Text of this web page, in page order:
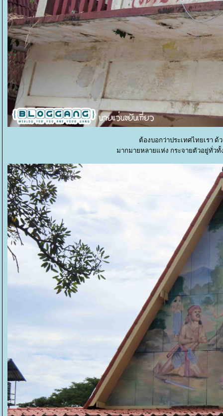
ต้องบอกว่าประเทศไทยเรา
มากมายหลายแห่ง กระจายตัวอยู่ทั่วทั้